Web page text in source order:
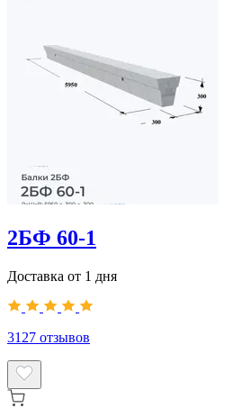
2БФ 60-1
Доставка от 1 дня
3127 отзывов